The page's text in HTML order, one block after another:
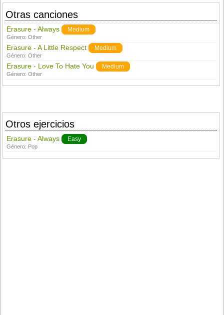
Otras canciones
Erasure - Always Medium
Género:Other
Erasure - A Little Respect Medium
Género:Other
Erasure - Love To Hate You Medium
Género:Other
Otros ejercicios
Erasure - Always Easy
Género: Pop